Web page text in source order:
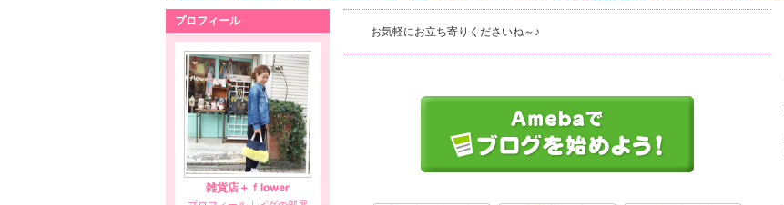
お気軽にお立ち寄りくださいね～♪
プロフィール
雑貨店＋ｆlower